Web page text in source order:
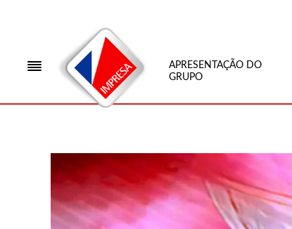
APRESENTAÇÃO DO
GRUPO